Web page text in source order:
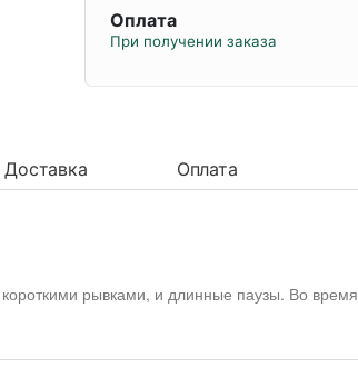
Оплата
При получении заказа
Доставка Оплата
рывками, и длинные паузы. Во время